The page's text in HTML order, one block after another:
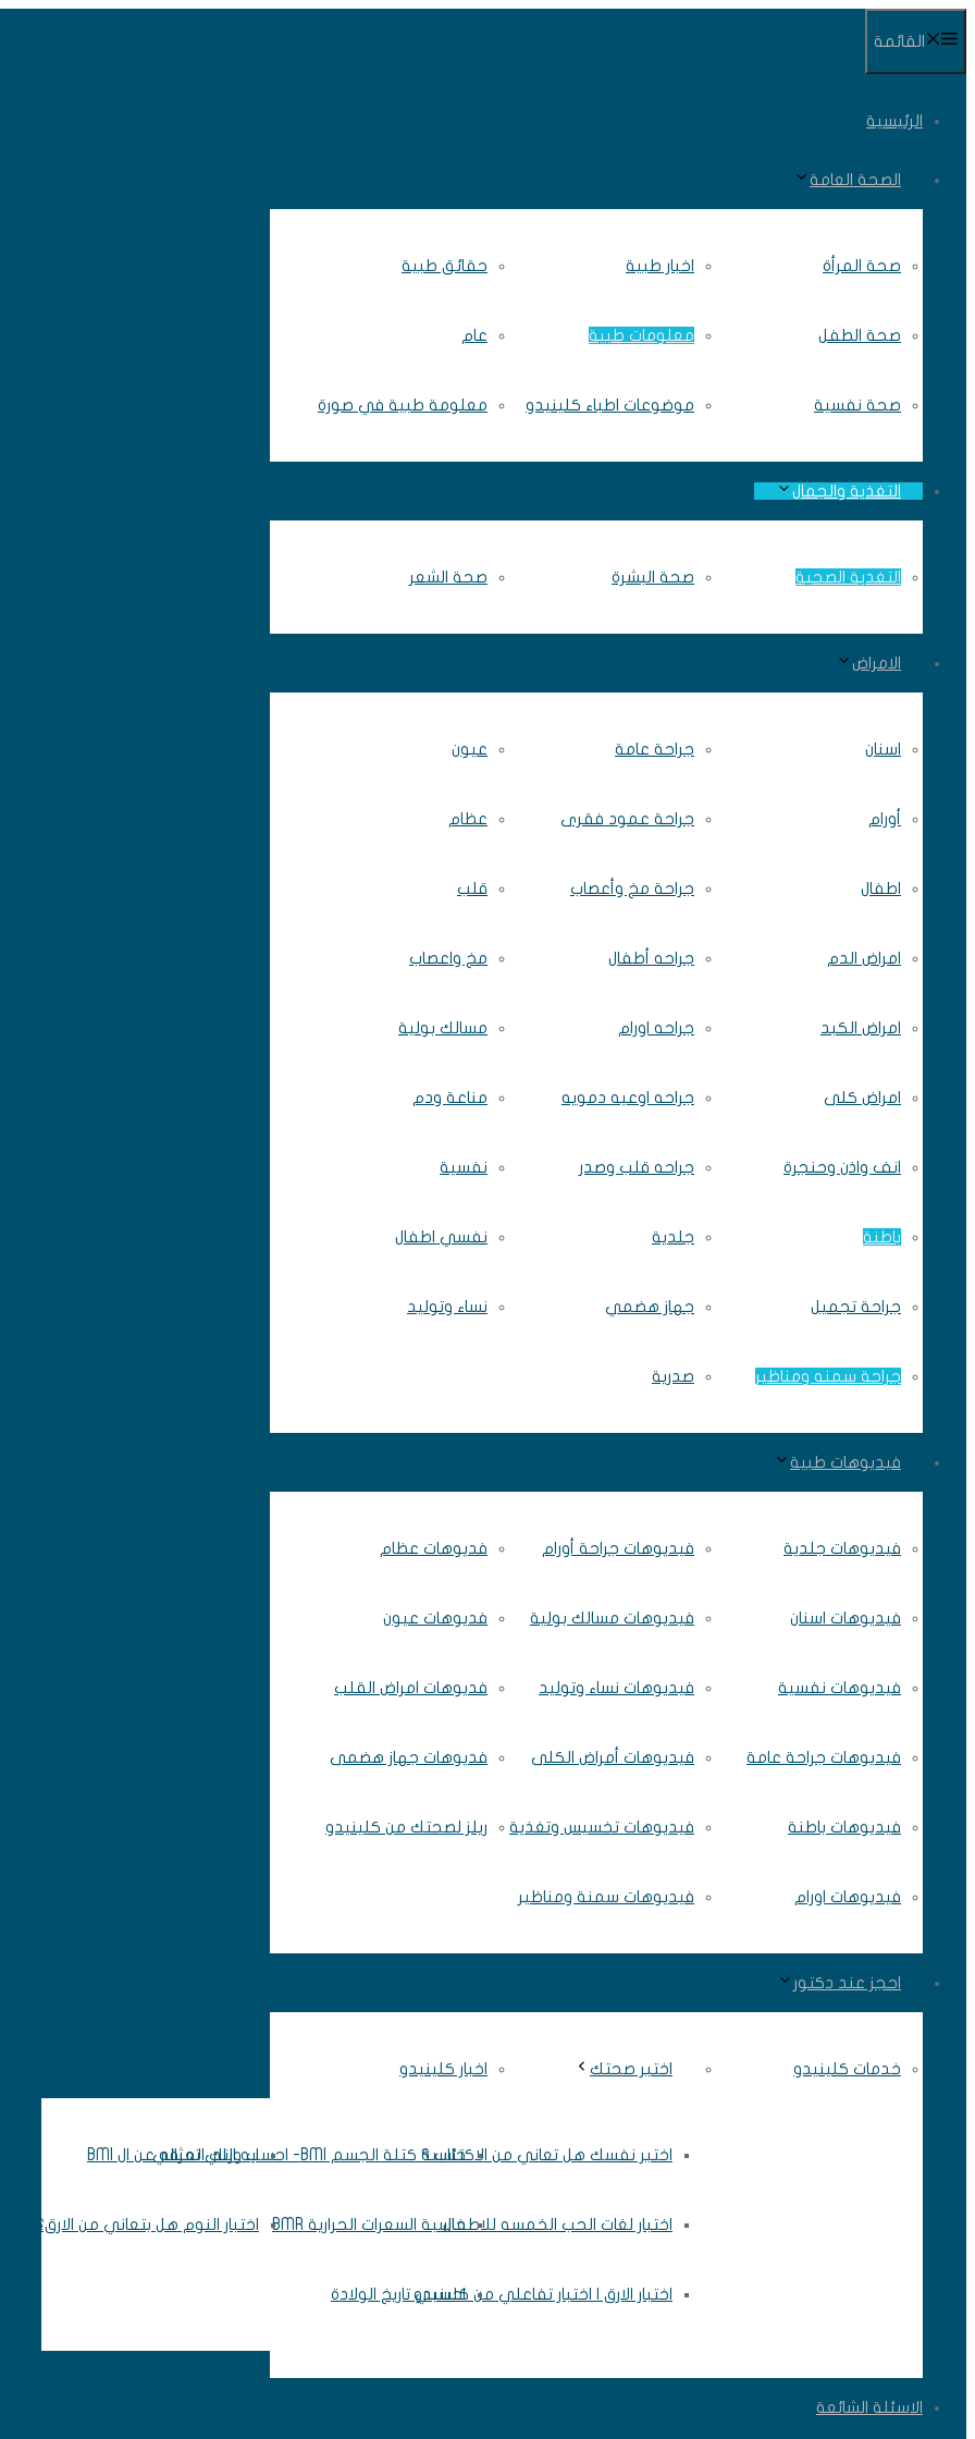
القائمة
الرئيسية
الصحة العامة
صحة المرأة
صحة الطفل
صحة نفسية
اخبار طبية
معلومات طبية
موضوعات اطباء كلينيدو
حقائق طبية
عام
معلومة طبية في صورة
التغذية والجمال
التغدية الصحية صحة البشرة صحة الشعر
الامراض
اسنان
أورام
اطفال
امراض الدم
امراض الكبد
امراض كلى
انف واذن وحنجرة
باطنة
جراحة تجميل
جراحة سمنه ومناظير
جراحة عامة
جراحة عمود فقرى
جراحة مخ وأعصاب
جراحه أطفال
جراحه اورام
جراحه اوعيه دمويه
جراحه قلب وصدر
جلدية
جهاز هضمي
صدرية
عيون
عظام
قلب
مخ واعصاب
مسالك بولية
مناعة ودم
نفسية
نفسي اطفال
نساء وتوليد
فيديوهات طبية
فيديوهات جلدية
فيديوهات اسنان
فيديوهات نفسية
فيديوهات جراحة عامة
فيديوهات باطنة
فيديوهات اورام
فيديوهات جراحة أورام
فيديوهات مسالك بولية
فيديوهات نساء وتوليد
فيديوهات أمراض الكلى
فيديوهات تخسيس وتغذية
فيديوهات سمنة ومناظير
فديوهات عظام
فديوهات عيون
فديوهات امراض القلب
فديوهات جهاز هضمى
ريلز لصحتك من كلينيدو
احجز عند دكتور
خدمات كلينيدو اختبر صحتك
اختبر نفسك هل تعاني من الاكتئاب ؟
اختبار لغات الحب الخمسه للاطفال
اختبار الارق | اختبار تفاعلي من كلينيدو
حاسبة كتلة الجسم BMI- احسب وزنك المثالي
حاسبة السعرات الحرارية BMR
احسبي تاريخ الولادة
ايه اللي تعرفه عن ال BMI
اختبار النوم هل بتعاني من الارق؟
اخبار كلينيدو
الاسئلة الشائعة